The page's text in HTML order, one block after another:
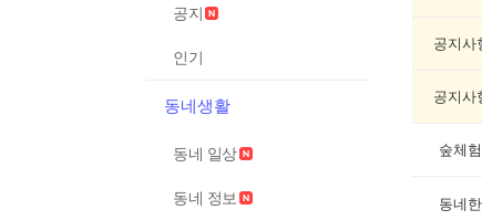
공지
인기
동네생활
동네 일상
동네 정보
공지사
공지사
숲체험
동네